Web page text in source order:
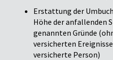
Erstattung der
Höhe der anfallenden
genannten Gründe
versicherten
versicherte Person)